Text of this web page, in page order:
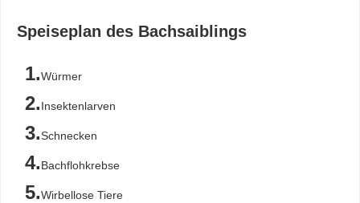
Speiseplan des Bachsaiblings
Würmer
Insektenlarven
Schnecken
Bachflohkrebse
Wirbellose Tiere